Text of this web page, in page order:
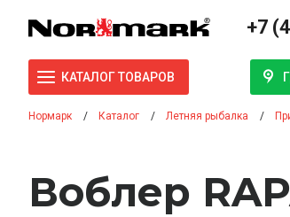
+7
КАТАЛОГ ТОВАРОВ
Нормарк Каталог Летняя рыбалка
Воблер